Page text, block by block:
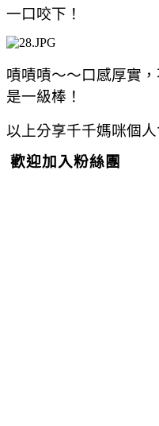
一口咬下！
嘖嘖嘖～～口感厚實
是一級棒！
以上分享千千媽咪個
歡迎加入粉絲團